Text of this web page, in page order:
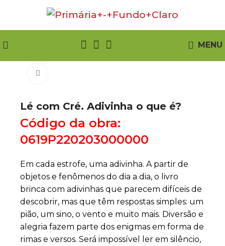
MENU
Lé com Cré. Adivinha o que é?
Código da obra:
0619P220203000000
Em cada estrofe, uma adivinha. A partir de
objetos e fenômenos do dia a dia, o livro
brinca com adivinhas que parecem difíceis de
descobrir, mas que têm respostas simples: um
pião, um sino, o vento e muito mais. Diversão e
alegria fazem parte dos enigmas em forma de
rimas e versos. Será impossível ler em silêncio,